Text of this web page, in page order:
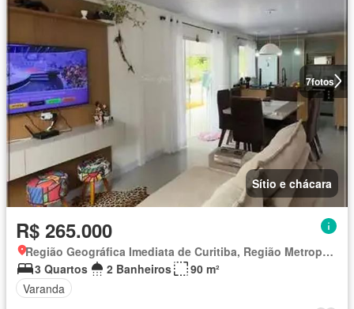
7fotos
Sítio e chácara
R$ 265.000
Região Geográfica Imediata de Curitiba, Região Metropolitana de Curitiba
3 Quartos
2 Banheiros
90 m²
Varanda